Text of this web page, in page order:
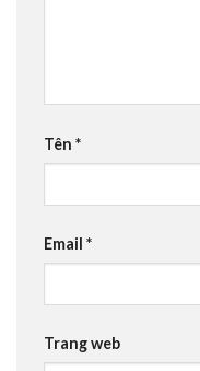
Tên *
Email *
Trang web